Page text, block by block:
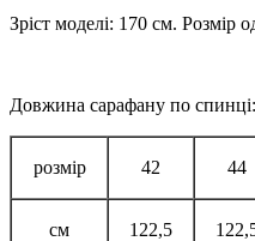
Зріст моделі: 170 см. Розмір
Довжина сарафану по спинці:
розмір 42 44
см 122,5